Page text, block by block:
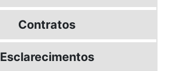
Contratos
Esclarecimentos